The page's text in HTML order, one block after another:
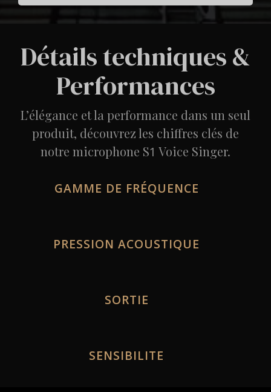
Détails techniques &
Performances
L’élégance et la performance dans un seul
produit, découvrez les chiffres clés de
notre microphone S1 Voice Singer.
GAMME DE FRÉQUENCE
PRESSION ACOUSTIQUE
SORTIE
SENSIBILITE